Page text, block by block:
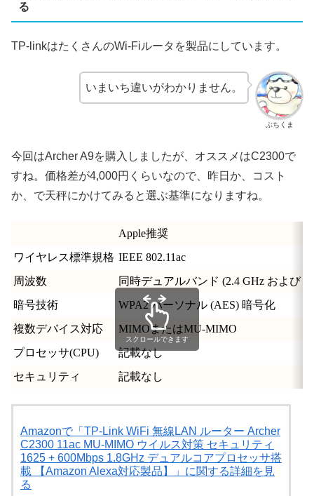
る
TP-linkはたくさんのWi-Fiルータを製品にしています。
ぶちくま
いまいち違いがわかりません。
今回はArcher A9を購入しましたが、オススメはC2300で
すね。価格差が4,000円くらいなので、昨日か、コスト
か、で天秤にかけてみると選ぶ基準になりますね。
Apple推奨
ワイヤレス標準規格 IEEE 802.11ac
周波数
同時デュアルバンド (2.4 GHz および 5
暗号技術
WPA2 パーソナル (AES) 暗号化
複数デバイス対応
MIMOまたはMU-MIMO
プロセッサ(CPU)
記載なし
セキュリティ
記載なし
スクロールできます
Amazonで「TP-Link WiFi 無線LAN ルーター Archer
C2300 11ac MU-MIMO ウイルス対策 セキュリティ
1625 + 600Mbps 1.8GHz デュアルコアプロセッサ搭
載 【Amazon Alexa対応製品】」に関する詳細を見
る